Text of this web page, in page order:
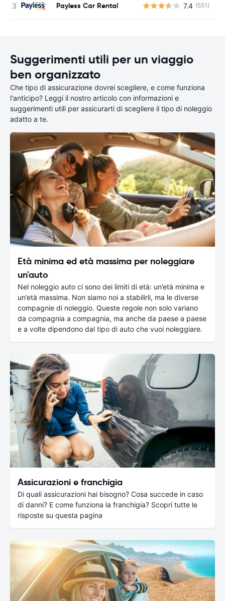
Payless Car Rental 7.4 (551)
Suggerimenti utili per un viaggio
ben organizzato
Che tipo di assicurazione dovrei scegliere, e come funziona
l'anticipo? Leggi il nostro articolo con informazioni e
suggerimenti utili per assicurarti di scegliere il tipo di noleggio
adatto a te.
Età minima ed età massima per noleggiare
un'auto
Nel noleggio auto ci sono dei limiti di età: un’età minima e
un’età massima. Non siamo noi a stabilirli, ma le diverse
compagnie di noleggio. Queste regole non solo variano
da compagnia a compagnia, ma anche da paese a paese
e a volte dipendono dal tipo di auto che vuoi noleggiare.
Assicurazioni e franchigia
Di quali assicurazioni hai bisogno? Cosa succede in caso
di danni? E come funziona la franchigia? Scopri tutte le
risposte su questa pagina